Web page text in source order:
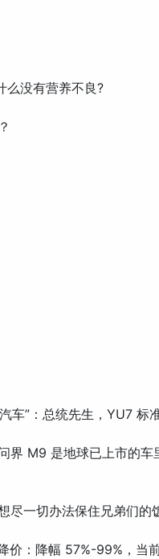
么没有营养不良?
车”：总统先生，YU7 标
界 M9 是地球已上市的车
尽一切办法保住兄弟们的
价：降幅 57%-99%，当